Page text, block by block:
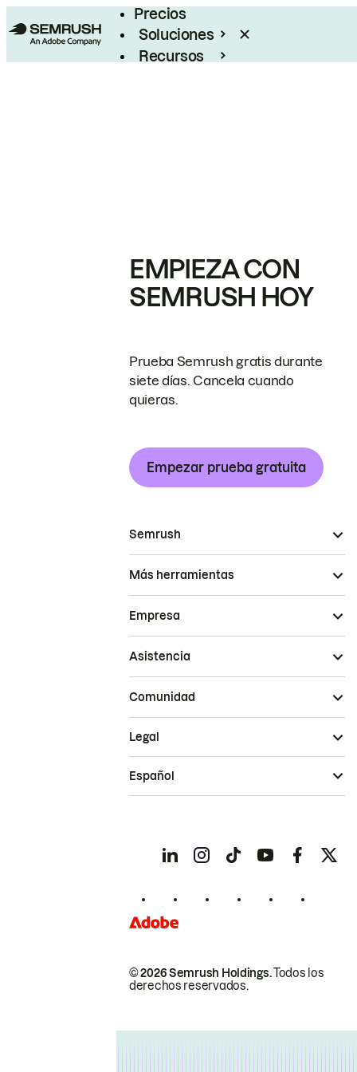
Precios
Soluciones
Recursos
EMPIEZA CON
SEMRUSH HOY
Prueba Semrush gratis durante
siete días. Cancela cuando
quieras.
Empezar prueba gratuita
Semrush
Más herramientas
Empresa
Asistencia
Comunidad
© 2026 Semrush Holdings.Todos los
derechos reservados.
Legal
Español